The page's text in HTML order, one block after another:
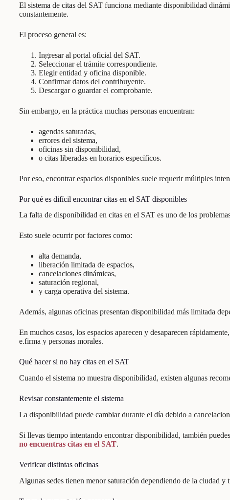
El sistema de citas del SAT funciona mediante disponibilidad
constantemente.
El proceso general es:
Ingresar al portal oficial del SAT.
Seleccionar el trámite correspondiente.
Elegir entidad y oficina disponible.
Confirmar datos del contribuyente.
Descargar o guardar el comprobante.
Sin embargo, en la práctica muchas personas encuentran:
agendas saturadas,
errores del sistema,
oficinas sin disponibilidad,
o citas liberadas en horarios específicos.
Por eso, encontrar espacios disponibles suele requerir múltiples
Por qué es difícil encontrar citas en el SAT disponibles
La falta de disponibilidad en citas en el SAT es uno de los
Esto suele ocurrir por factores como:
alta demanda,
liberación limitada de espacios,
cancelaciones dinámicas,
saturación regional,
y carga operativa del sistema.
Además, algunas oficinas presentan disponibilidad más limitada
En muchos casos, los espacios aparecen y desaparecen
e.firma y personas morales.
Qué hacer si no hay citas en el SAT
Cuando el sistema no muestra disponibilidad, existen algunas
Revisar constantemente el sistema
La disponibilidad puede cambiar durante el día debido a
Si llevas tiempo intentando encontrar disponibilidad, también
no encuentras citas en el SAT.
Verificar distintas oficinas
Algunas sedes tienen menor saturación dependiendo de la ciudad y